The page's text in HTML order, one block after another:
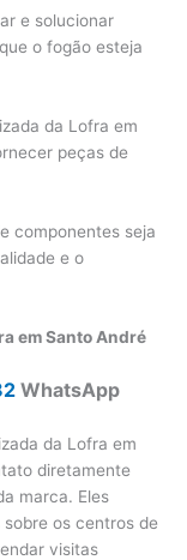
e solucionar
o fogão esteja
da Lofra em
peças de
componentes seja
e o
em Santo André
WhatsApp
da Lofra em
diretamente
marca. Eles
os centros de
visitas